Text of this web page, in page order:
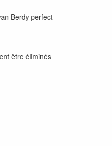
Berdy perfect
être éliminés